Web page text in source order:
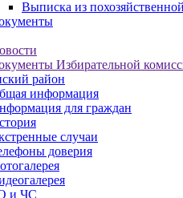
Выписка из
Избирательной
район
информация
для граждан
случаи
доверия
и ЧС